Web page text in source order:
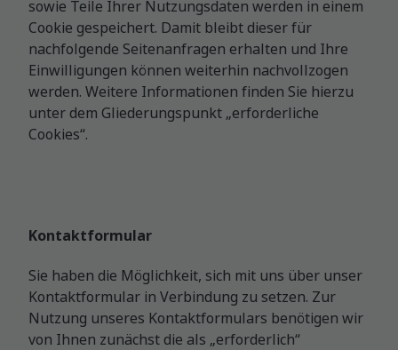
sowie Teile Ihrer Nutzungsdaten werden in einem
Cookie gespeichert. Damit bleibt dieser für
nachfolgende Seitenanfragen erhalten und Ihre
Einwilligungen können weiterhin nachvollzogen
werden. Weitere Informationen finden Sie hierzu
unter dem Gliederungspunkt „erforderliche
Cookies“.
Kontaktformular
Sie haben die Möglichkeit, sich mit uns über unser
Kontaktformular in Verbindung zu setzen. Zur
Nutzung unseres Kontaktformulars benötigen wir
von Ihnen zunächst die als „erforderlich“